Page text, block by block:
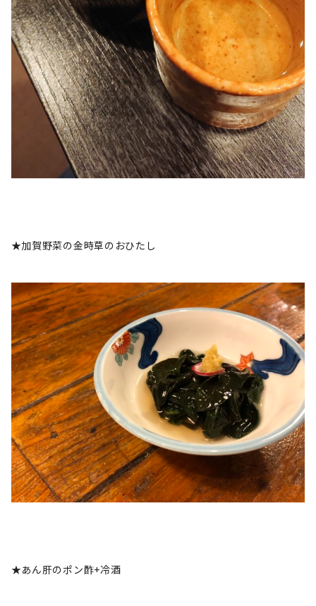
★加賀野菜の金時草のおひたし
★あん肝のポン酢+冷酒